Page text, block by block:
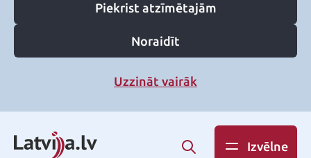
Piekrist atzīmētajām
Noraidīt
Uzzināt vairāk
Izvēlne